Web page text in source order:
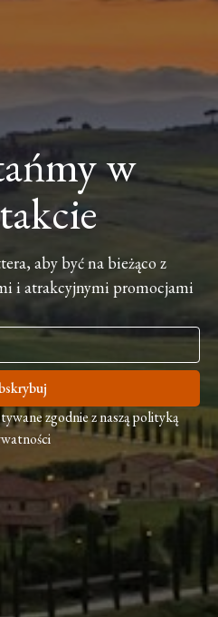
w
aby być na bieżąco z
i atrakcyjnymi promocjami
zgodnie z naszą polityką